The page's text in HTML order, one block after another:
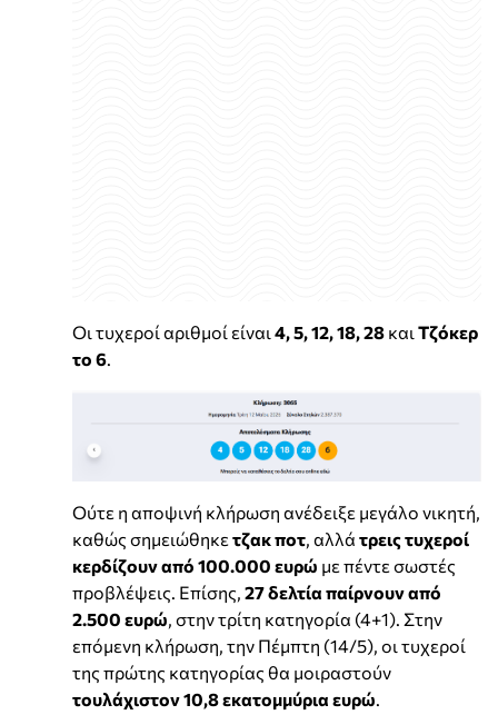
Οι τυχεροί αριθμοί είναι 4, 5, 12, 18, 28 και Τζόκερ
το 6
Ούτε η αποψινή κλήρωση ανέδειξε μεγάλο νικητή,
καθώς σημειώθηκε τζακ ποτ , αλλά τρεις τυχεροί
κερδίζουν από 100.000 ευρώ με πέντε σωστές
προβλέψεις. Επίσης, 27 δελτία παίρνουν από
2.500 ευρώ , στην τρίτη κατηγορία (4+1). Στην
επόμενη κλήρωση, την Πέμπτη (14/5), οι τυχεροί
της πρώτης κατηγορίας θα μοιραστούν
τουλάχιστον 10,8 εκατομμύρια ευρώ